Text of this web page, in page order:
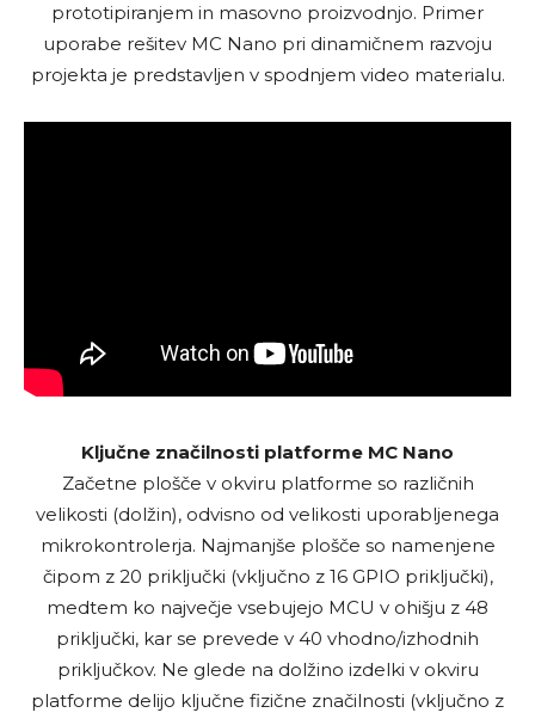
prototipiranjem in masovno proizvodnjo. Primer
uporabe rešitev MC Nano pri dinamičnem razvoju
projekta je predstavljen v spodnjem video materialu.
Ključne značilnosti platforme MC Nano
Začetne plošče v okviru platforme so različnih
velikosti (dolžin), odvisno od velikosti uporabljenega
mikrokontrolerja. Najmanjše plošče so namenjene
čipom z 20 priključki (vključno z 16 GPIO priključki),
medtem ko največje vsebujejo MCU v ohišju z 48
priključki, kar se prevede v 40 vhodno/izhodnih
priključkov. Ne glede na dolžino izdelki v okviru
platforme delijo ključne fizične značilnosti (vključno z